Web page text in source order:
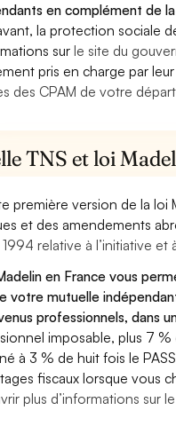
en complément de
la protection sociale
surle site du
pris en charge par leur
des CPAM de votre
TNS et loi
première version de la loi
et des amendements
relative à l’initiative et
en France vous
votre mutuelle
professionnels, dans
imposable, plus 7
à 3 % de huit fois le
fiscaux lorsque vous
plus d’informations sur le